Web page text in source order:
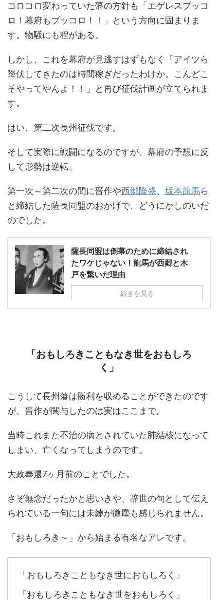
コロコロ変わっていた藩の方針も「エゲレスブッコ
ロ！幕府もブッコロ！！」という方向に固まりま
す。物騒にも程がある。
しかし、これを幕府が見逃すはずもなく「アイツら
降伏してきたのは時間稼ぎだったわけか。こんどこ
そやってやんよ！！」と再び征伐計画が立てられま
す。
はい、第二次長州征伐です。
そして実際に戦闘になるのですが、幕府の予想に反
して形勢は逆転。
第一次～第二次の間に晋作や西郷隆盛、 坂本龍馬ら
と締結した薩長同盟のおかげで、どうにかしのいだ
のでした。
薩長同盟は倒幕のために締結され
たワケじゃない！龍馬が西郷と木
戸を繋いだ理由
続きを見る
「おもしろきこともなき世をおもしろ
く」
こうして長州藩は勝利を収めることができたのです
が、晋作が関与したのは実はここまで。
当時これまた不治の病とされていた肺結核になって
しまい、亡くなってしまうのです。
大政奉還7ヶ月前のことでした。
さぞ無念だったかと思いきや、辞世の句として伝え
られている一句には未練が微塵も感じられません。
「おもしろき～」から始まる有名なアレです。
「おもしろきこともなき世におもしろく」
「おもしろきこともなき世をおもしろく」